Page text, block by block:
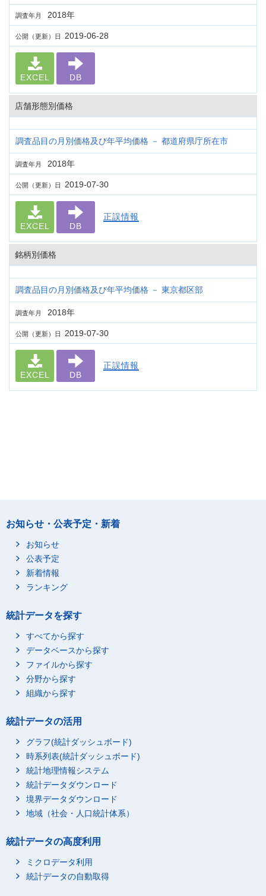
調査年月 2018年
公開（更新）日 2019-06-28
EXCEL DB
店舗形態別価格
調査品目の月別価格及び年平均価格 － 都道府県庁所在市
調査年月 2018年
公開（更新）日 2019-07-30
EXCEL DB
正誤情報
銘柄別価格
調査品目の月別価格及び年平均価格 － 東京都区部
調査年月 2018年
公開（更新）日 2019-07-30
EXCEL DB
正誤情報
お知らせ・公表予定・新着
お知らせ
公表予定
新着情報
ランキング
統計データを探す
すべてから探す
データベースから探す
ファイルから探す
分野から探す
組織から探す
統計データの活用
グラフ(統計ダッシュボード)
時系列表(統計ダッシュボード)
統計地理情報システム
統計データダウンロード
境界データダウンロード
地域（社会・人口統計体系）
統計データの高度利用
ミクロデータ利用
統計データの自動取得